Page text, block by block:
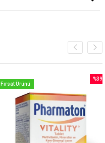
%39
Fırsat Ürünü